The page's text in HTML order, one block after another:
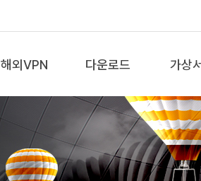
해외VPN 다운로드 가상